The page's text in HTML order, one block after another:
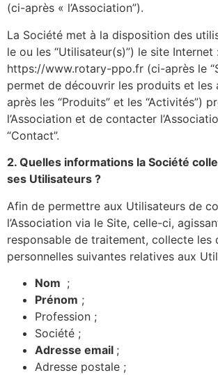
(ci-après « l’Association”).
La Société met à la disposition des
le ou les “Utilisateur(s)”) le site Internet :
https://www.rotary-ppo.fr (ci-après le
permet de découvrir les produits et
après les “Produits” et les “Activités”)
l’Association et de contacter
“Contact”.
2. Quelles informations la Société
ses Utilisateurs ?
Afin de permettre aux Utilisateurs de
l’Association via le Site, celle-ci,
responsable de traitement, collecte les
personnelles suivantes relatives aux
Nom ;
Prénom ;
Profession ;
Société ;
Adresse email ;
Adresse postale ;